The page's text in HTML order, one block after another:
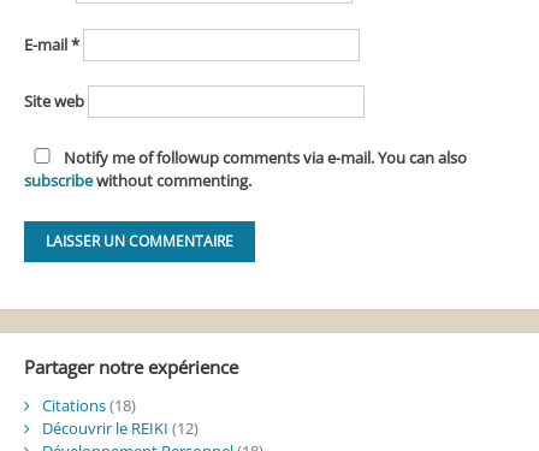
E-mail*
Site web
Notify me of followup comments via e-mail. You can also
subscribewithout commenting.
Partager notre expérience
Citations(18)
Découvrir le REIKI (12)